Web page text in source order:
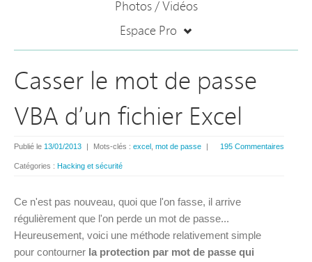
Photos / Vidéos
Espace Pro
Casser le mot de passe
VBA d’un fichier Excel
195 Commentaires
Publié le 13/01/2013 | Mots-clés : excel mot de passe |
Catégories : Hacking et sécurité
Ce n'est pas nouveau, quoi que l'on fasse, il arrive
régulièrement que l'on perde un mot de passe...
Heureusement, voici une méthode relativement simple
pour contourner la protection par mot de passe qui